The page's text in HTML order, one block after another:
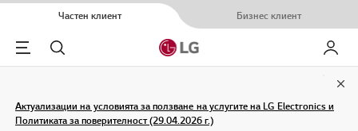
Частен клиент Бизнес клиент
Menu
Търсене Моят
Актуализации на условията за ползване на услугите на LG Electronics и
Политиката за поверителност (29.04.2026 г.)